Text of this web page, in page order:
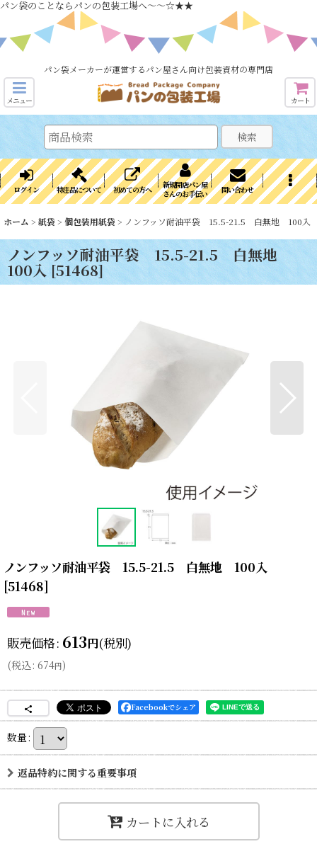
パン袋のことならパンの包装工場へ～～☆★★
パン袋メーカーが運営するパン屋さん向け包装資材の専門店
メニュー カート
検索
ログイン 特注品について 初めての方へ
新規開店パン屋
さんのお手伝い
問い合わせ
ホーム > 紙袋 > 個包装用紙袋 > ノンフッソ耐油平袋 15.5-21.5 白無地 100入
ノンフッソ耐油平袋 15.5-21.5 白無地
100入 [51468]
ノンフッソ耐油平袋 15.5-21.5 白無地 100入
[51468]
販売価格: 613円(税別)
(税込: 674円)
Facebookでシェア
数量:
返品特約に関する重要事項
カートに入れる